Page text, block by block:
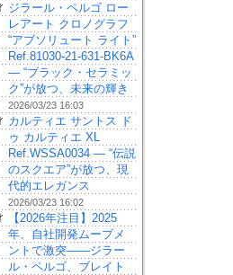
ジラール・ペルゴ ロー
レアート クロノグラフ
“アブソリュート ライト”
Ref.81030-21-631-BK6A
— “ブラック・セラミッ
ク”が放つ、未来の輝き
2026/03/23 16:03
カルティエ サントス ド
ゥ カルティエ XL
Ref.WSSA0034 — “伝説
のスクエア”が放つ、現
代的エレガンス
2026/03/23 16:02
【2026年注目】2025
年、自社開発ムーブメ
ントで激突——ジラー
ル・ペルゴ、ブレイト